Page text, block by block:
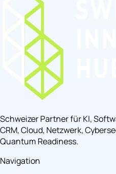
Schweizer Partner für KI,
CRM, Cloud, Netzwerk,
Quantum Readiness.
Navigation